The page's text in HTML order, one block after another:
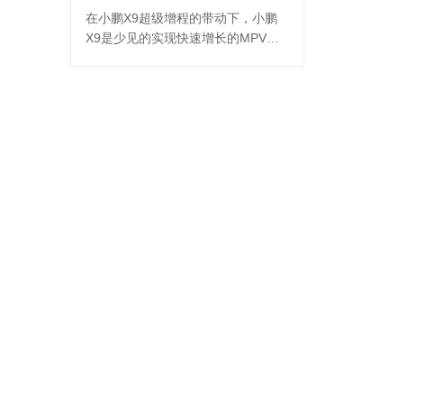
在小鹏X9超级增程的带动下，小鹏
X9是少见的实现快速增长的MPV车